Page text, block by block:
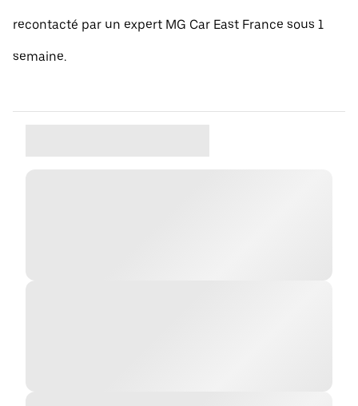
recontacté par un expert MG Car East France sous 1
semaine.